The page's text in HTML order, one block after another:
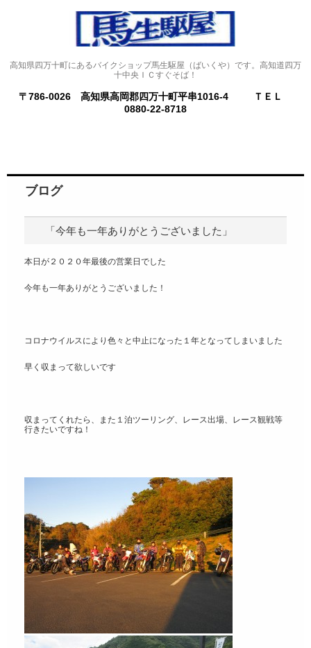
高知県四万十町にあるバイクショップ馬生駆屋（ばいくや）です。高知道四万
十中央ＩＣすぐそば！
〒786-0026 高知県高岡郡四万十町平串1016-4
ＴＥＬ
0880-22-8718
ブログ
「今年も一年ありがとうございました」
本日が２０２０年最後の営業日でした
今年も一年ありがとうございました！
コロナウイルスにより色々と中止になった１年となってしまいました
早く収まって欲しいです
収まってくれたら、また１泊ツーリング、レース出場、レース観戦等
行きたいですね！